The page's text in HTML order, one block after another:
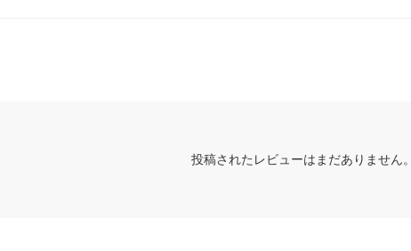
投稿されたレビューはまだありません。